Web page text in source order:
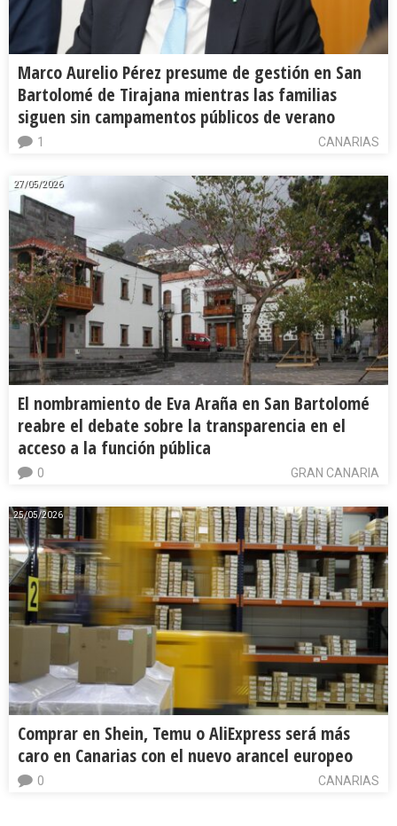
Marco Aurelio Pérez presume de gestión en San
Bartolomé de Tirajana mientras las familias
siguen sin campamentos públicos de verano
CANARIAS
1
27/05/2026
El nombramiento de Eva Araña en San Bartolomé
reabre el debate sobre la transparencia en el
acceso a la función pública
GRAN CANARIA
0
25/05/2026
Comprar en Shein, Temu o AliExpress será más
caro en Canarias con el nuevo arancel europeo
CANARIAS
0